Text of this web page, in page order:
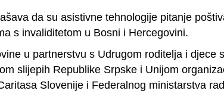
da su asistivne tehnologije pitanje
s invaliditetom u Bosni i Hercegovini.
u partnerstvu s Udrugom roditelja i djece
slijepih Republike Srpske i Unijom
Slovenije i Federalnog ministarstva